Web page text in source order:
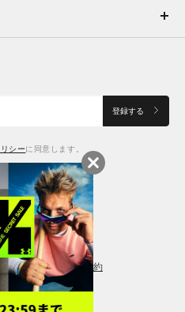
登録する
シーに同意します。
販の表記 会員規約